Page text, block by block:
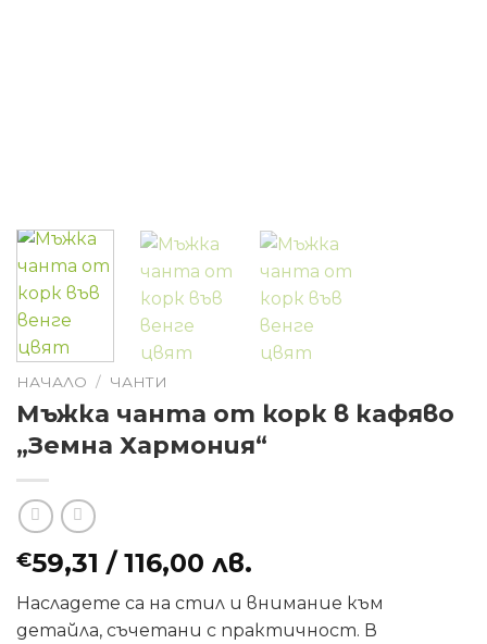
НАЧАЛО / ЧАНТИ
Мъжка чанта от корк в кафяво
„Земна Хармония“
€59,31 / 116,00 лв.
Насладете са на стил и внимание към
детайла, съчетани с практичност. В